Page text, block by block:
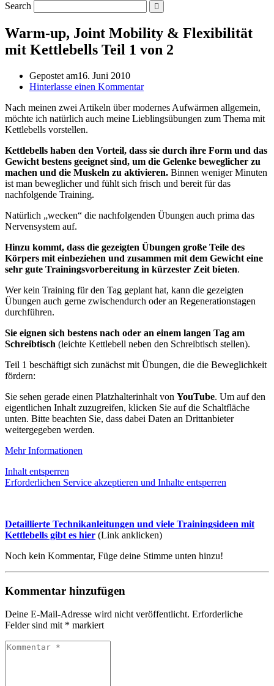
Search
Warm-up, Joint Mobility & Flexibilität
mit Kettlebells Teil 1 von 2
Gepostet am16. Juni 2010
Hinterlasse einen Kommentar
Nach meinen zwei Artikeln über modernes Aufwärmen allgemein,
möchte ich natürlich auch meine Lieblingsübungen zum Thema mit
Kettlebells vorstellen.
Kettlebells haben den Vorteil, dass sie durch ihre Form und das
Gewicht bestens geeignet sind, um die Gelenke beweglicher zu
machen und die Muskeln zu aktivieren. Binnen weniger Minuten
ist man beweglicher und fühlt sich frisch und bereit für das
nachfolgende Training.
Natürlich „wecken“ die nachfolgenden Übungen auch prima das
Nervensystem auf.
Hinzu kommt, dass die gezeigten Übungen große Teile des
Körpers mit einbeziehen und zusammen mit dem Gewicht eine
sehr gute Trainingsvorbereitung in kürzester Zeit bieten.
Wer kein Training für den Tag geplant hat, kann die gezeigten
Übungen auch gerne zwischendurch oder an Regenerationstagen
durchführen.
Sie eignen sich bestens nach oder an einem langen Tag am
Schreibtisch (leichte Kettlebell neben den Schreibtisch stellen).
Teil 1 beschäftigt sich zunächst mit Übungen, die die Beweglichkeit
fördern:
Sie sehen gerade einen Platzhalterinhalt von YouTube. Um auf den
eigentlichen Inhalt zuzugreifen, klicken Sie auf die Schaltfläche
unten. Bitte beachten Sie, dass dabei Daten an Drittanbieter
weitergegeben werden.
Mehr Informationen
Inhalt entsperren
Erforderlichen Service akzeptieren und Inhalte entsperren
Detaillierte Technikanleitungen und viele Trainingsideen mit
Kettlebells gibt es hier (Link anklicken)
Noch kein Kommentar, Füge deine Stimme unten hinzu!
Kommentar hinzufügen
Deine E-Mail-Adresse wird nicht veröffentlicht. Erforderliche
Felder sind mit * markiert
Kommentar